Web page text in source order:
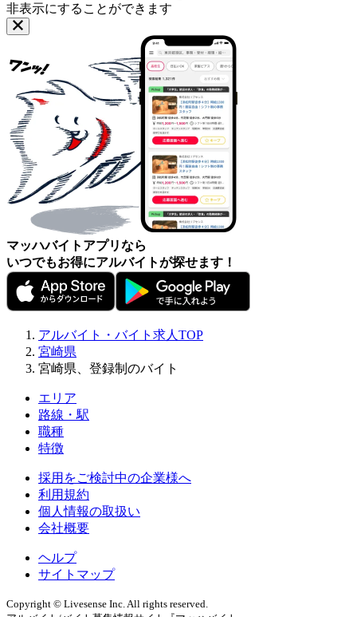
非表示にすることができます
マッハバイトアプリなら
いつでもお得にアルバイトが探せます！
アルバイト・バイト求人TOP
宮崎県
宮崎県、登録制のバイト
エリア
路線・駅
職種
特徴
採用をご検討中の企業様へ
利用規約
個人情報の取扱い
会社概要
ヘルプ
サイトマップ
Copyright © Livesense Inc. All rights reserved.